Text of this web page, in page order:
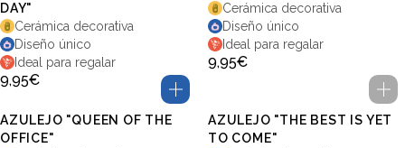
DAY"
Cerámica decorativa
Diseño único
Ideal para regalar
9,95€
Cerámica decorativa
Diseño único
Ideal para regalar
9,95€
AZULEJO "QUEEN OF THE
OFFICE"
AZULEJO "THE BEST IS YET
TO COME"